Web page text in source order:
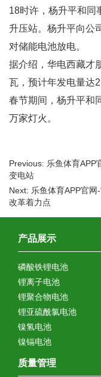
18时许，杨升平和同
升压站。杨升平向公
对储能电池放电。
据介绍，华电西藏才
瓦，预计年发电量达
春节期间，杨升平和
万家灯火。
Previous: 乐鱼体育APP
变电站
Next: 乐鱼体育APP官网
改革着力点
产品展示
磷酸铁锂电池
锂离子电池
锂聚合物电池
锂亚硫酰氯电池
镍氢电池
镍镉电池
质量管理